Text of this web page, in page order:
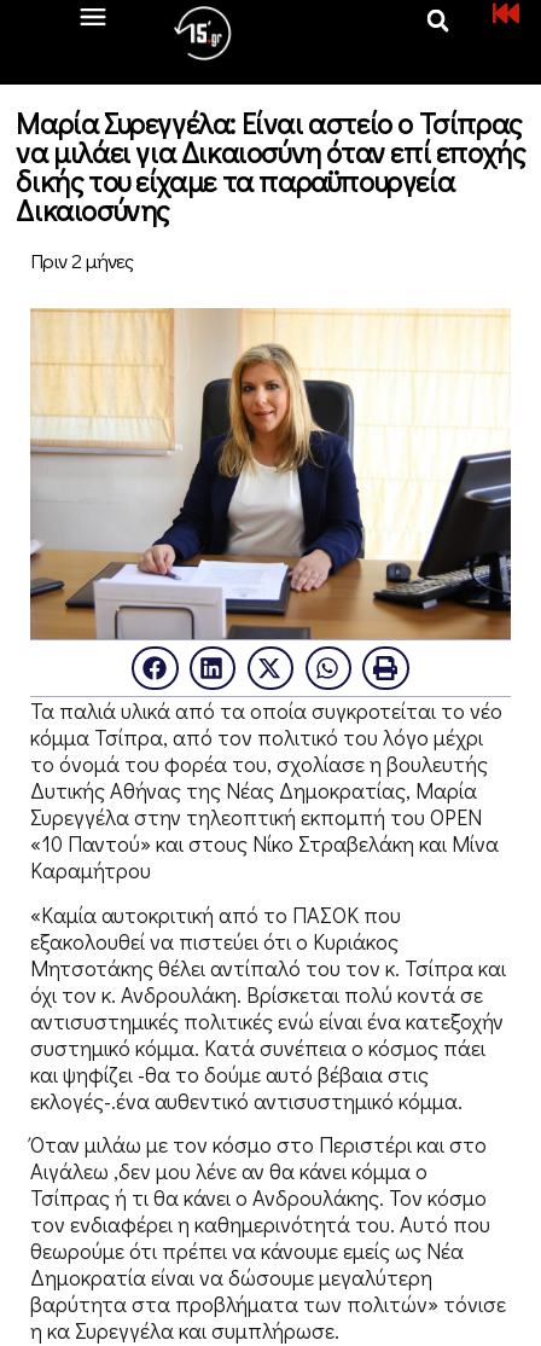
Μαρία Συρεγγέλα: Είναι αστείο ο Τσίπρας
να μιλάει για Δικαιοσύνη όταν επί εποχής
δικής του είχαμε τα παραϋπουργεία
Δικαιοσύνης
Πριν 2 μήνες
Τα παλιά υλικά από τα οποία συγκροτείται το νέο
κόμμα Τσίπρα, από τον πολιτικό του λόγο μέχρι
το όνομά του φορέα του, σχολίασε η βουλευτής
Δυτικής Αθήνας της Νέας Δημοκρατίας, Μαρία
Συρεγγέλα στην τηλεοπτική εκπομπή του OPEN
«10 Παντού» και στους Νίκο Στραβελάκη και Μίνα
Καραμήτρου
«Καμία αυτοκριτική από το ΠΑΣΟΚ που
εξακολουθεί να πιστεύει ότι ο Κυριάκος
Μητσοτάκης θέλει αντίπαλό του τον κ. Τσίπρα και
όχι τον κ. Ανδρουλάκη. Βρίσκεται πολύ κοντά σε
αντισυστημικές πολιτικές ενώ είναι ένα κατεξοχήν
συστημικό κόμμα. Κατά συνέπεια ο κόσμος πάει
και ψηφίζει -θα το δούμε αυτό βέβαια στις
εκλογές-.ένα αυθεντικό αντισυστημικό κόμμα.
Όταν μιλάω με τον κόσμο στο Περιστέρι και στο
Αιγάλεω ,δεν μου λένε αν θα κάνει κόμμα ο
Τσίπρας ή τι θα κάνει ο Ανδρουλάκης. Τον κόσμο
τον ενδιαφέρει η καθημερινότητά του. Αυτό που
θεωρούμε ότι πρέπει να κάνουμε εμείς ως Νέα
Δημοκρατία είναι να δώσουμε μεγαλύτερη
βαρύτητα στα προβλήματα των πολιτών» τόνισε
η κα Συρεγγέλα και συμπλήρωσε.